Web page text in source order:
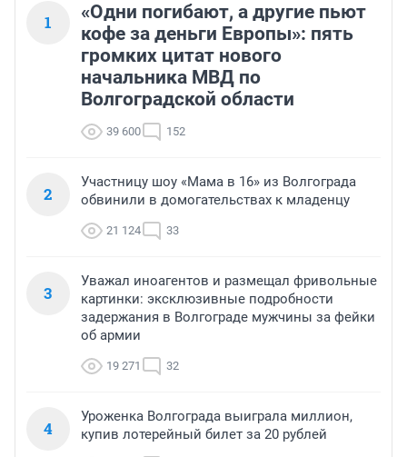
1
«Одни погибают, а другие пьют
кофе за деньги Европы»: пять
громких цитат нового
начальника МВД по
Волгоградской области
39 600 152
2
Участницу шоу «Мама в 16» из Волгограда
обвинили в домогательствах к младенцу
21 124 33
3
Уважал иноагентов и размещал фривольные
картинки: эксклюзивные подробности
задержания в Волгограде мужчины за фейки
об армии
19 271 32
4
Уроженка Волгограда выиграла миллион,
купив лотерейный билет за 20 рублей